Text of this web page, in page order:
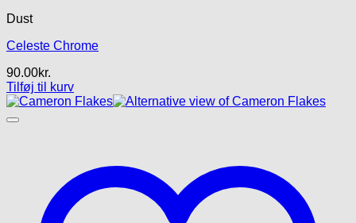
Dust
Celeste Chrome
90.00kr.
Tilføj til kurv